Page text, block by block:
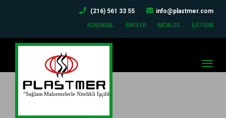
(216) 561 33 55
info@plastmer.com
KURUMSAL
BAYİLER KATALOG İLETİŞİM
Toggle